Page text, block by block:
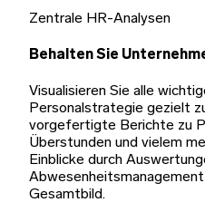
Zentrale HR-Analysen
Behalten Sie
Visualisieren Sie alle
Personalstrategie gezielt
vorgefertigte Berichte zu
Überstunden und vielem
Einblicke durch
Gesamtbild.